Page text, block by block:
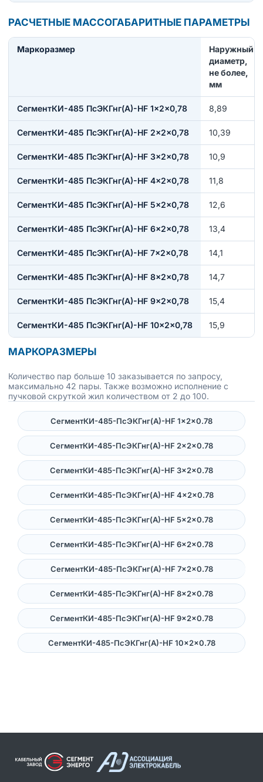
РАСЧЕТНЫЕ МАССОГАБАРИТНЫЕ ПАРАМЕТРЫ
Маркоразмер
Наружный
диаметр,
не более,
мм
СегментКИ-485 ПсЭКГнг(А)-HF 1×2×0,78 8,89
СегментКИ-485 ПсЭКГнг(А)-HF 2×2×0,78 10,39
СегментКИ-485 ПсЭКГнг(А)-HF 3×2×0,78 10,9
СегментКИ-485 ПсЭКГнг(А)-HF 4×2×0,78 11,8
СегментКИ-485 ПсЭКГнг(А)-HF 5×2×0,78 12,6
СегментКИ-485 ПсЭКГнг(А)-HF 6×2×0,78 13,4
СегментКИ-485 ПсЭКГнг(А)-HF 7×2×0,78 14,1
СегментКИ-485 ПсЭКГнг(А)-HF 8×2×0,78 14,7
СегментКИ-485 ПсЭКГнг(А)-HF 9×2×0,78 15,4
СегментКИ-485 ПсЭКГнг(А)-HF 10×2×0,78 15,9
МАРКОРАЗМЕРЫ
Количество пар больше 10 заказывается по запросу,
максимально 42 пары. Также возможно исполнение с
пучковой скруткой жил количеством от 2 до 100.
СегментКИ-485-ПсЭКГнг(А)-HF 1×2×0.78
СегментКИ-485-ПсЭКГнг(А)-HF 2×2×0.78
СегментКИ-485-ПсЭКГнг(А)-HF 3×2×0.78
СегментКИ-485-ПсЭКГнг(А)-HF 4×2×0.78
СегментКИ-485-ПсЭКГнг(А)-HF 5×2×0.78
СегментКИ-485-ПсЭКГнг(А)-HF 6×2×0.78
СегментКИ-485-ПсЭКГнг(А)-HF 7×2×0.78
СегментКИ-485-ПсЭКГнг(А)-HF 8×2×0.78
СегментКИ-485-ПсЭКГнг(А)-HF 9×2×0.78
СегментКИ-485-ПсЭКГнг(А)-HF 10×2×0.78